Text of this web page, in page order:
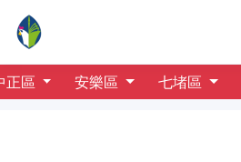
行事曆德和國小
正區 安樂區 七堵區